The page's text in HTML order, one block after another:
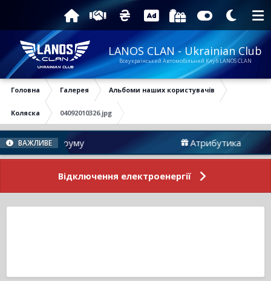
LANOS CLAN - Ukrainian Club
Всеукраїнський Автомобільний Клуб LANOS CLAN
Головна Галерея Альбоми наших користувачів
Коляска 04092010326.jpg
ВАЖЛИВЕФоруму Атрибутика
Відключення електроенергії